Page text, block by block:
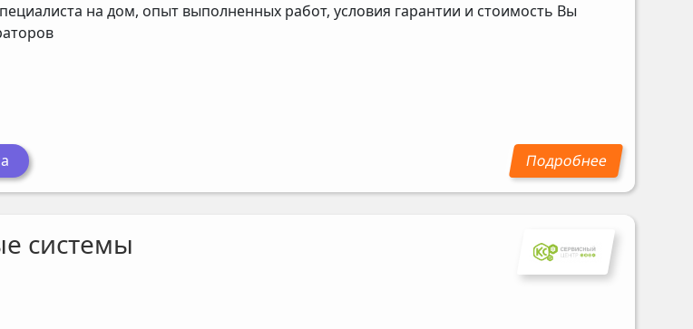
на дом, опыт выполненных работ, условия гарантии и стоимость Вы
системы